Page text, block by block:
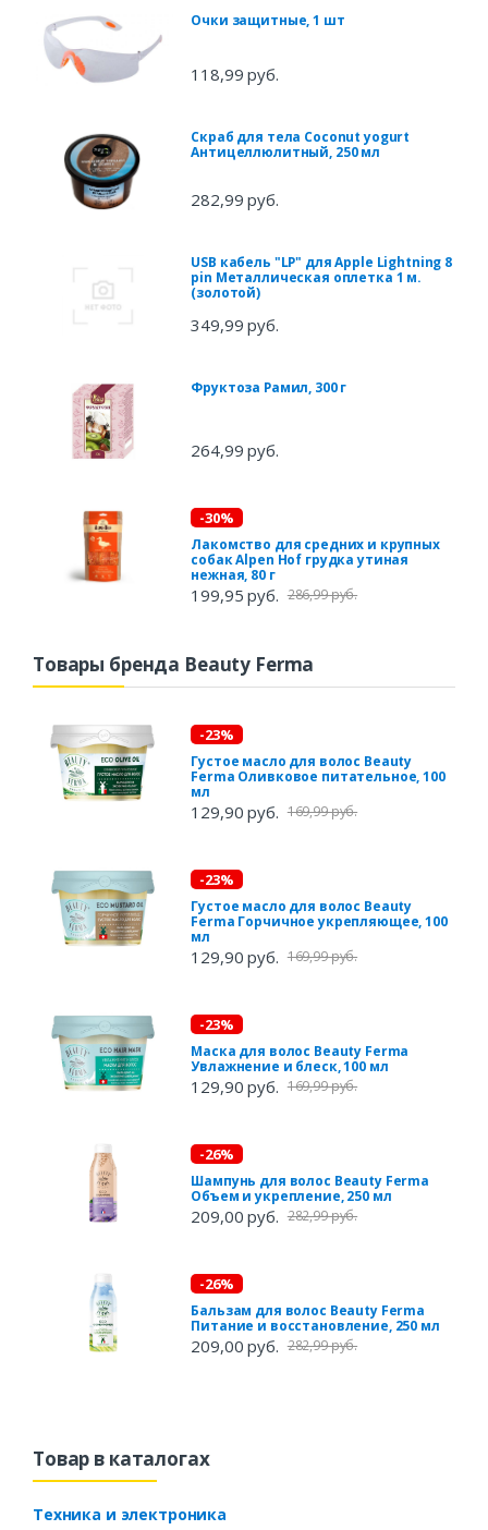
Очки защитные, 1 шт
118,99 руб.
Скраб для тела Coconut yogurt
Антицеллюлитный, 250 мл
282,99 руб.
USB кабель "LP" для Apple Lightning 8
pin Металлическая оплетка 1 м.
(золотой)
349,99 руб.
Фруктоза Рамил, 300 г
264,99 руб.
-30%
Лакомство для средних и крупных
собак Alpen Hof грудка утиная
нежная, 80 г
199,95 руб. 286,99 руб.
Товары бренда Beauty Ferma
-23%
Густое масло для волос Beauty
Ferma Оливковое питательное, 100
мл
129,90 руб. 169,99 руб.
-23%
Густое масло для волос Beauty
Ferma Горчичное укрепляющее, 100
мл
129,90 руб. 169,99 руб.
-23%
Маска для волос Beauty Ferma
Увлажнение и блеск, 100 мл
129,90 руб. 169,99 руб.
-26%
Шампунь для волос Beauty Ferma
Объем и укрепление, 250 мл
209,00 руб. 282,99 руб.
-26%
Бальзам для волос Beauty Ferma
Питание и восстановление, 250 мл
209,00 руб. 282,99 руб.
Товар в каталогах
Техника и электроника